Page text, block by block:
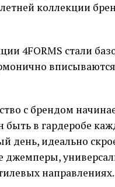
коллекции
4FORMS стали
с брендом
быть в гардеробе
день, идеально
джемперы,
направлениях.